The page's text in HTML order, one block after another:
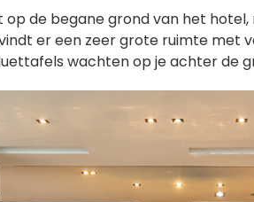
op de begane grond van het
er een zeer grote ruimte met
wachten op je achter de